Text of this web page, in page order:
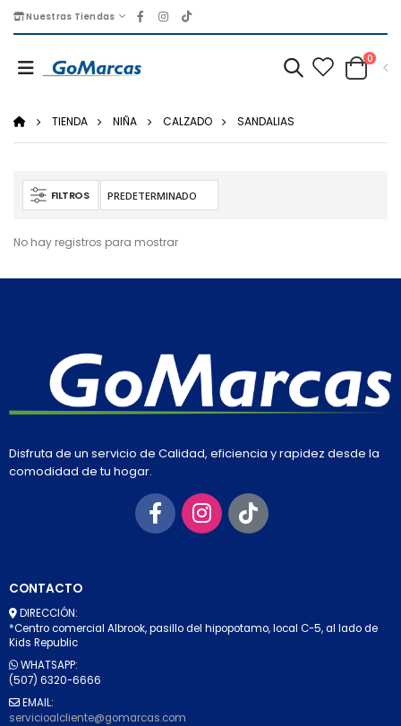
Nuestras Tiendas
0
TIENDA NIÑA CALZADO SANDALIAS
FILTROS
No hay registros para mostrar
Disfruta de un servicio de Calidad, eficiencia y rapidez desde la
comodidad de tu hogar.
CONTACTO
DIRECCIÓN:
*Centro comercial Albrook, pasillo del hipopotamo, local C-5, al lado de
Kids Republic
WHATSAPP:
(507) 6320-6666
EMAIL:
servicioalcliente@gomarcas.com